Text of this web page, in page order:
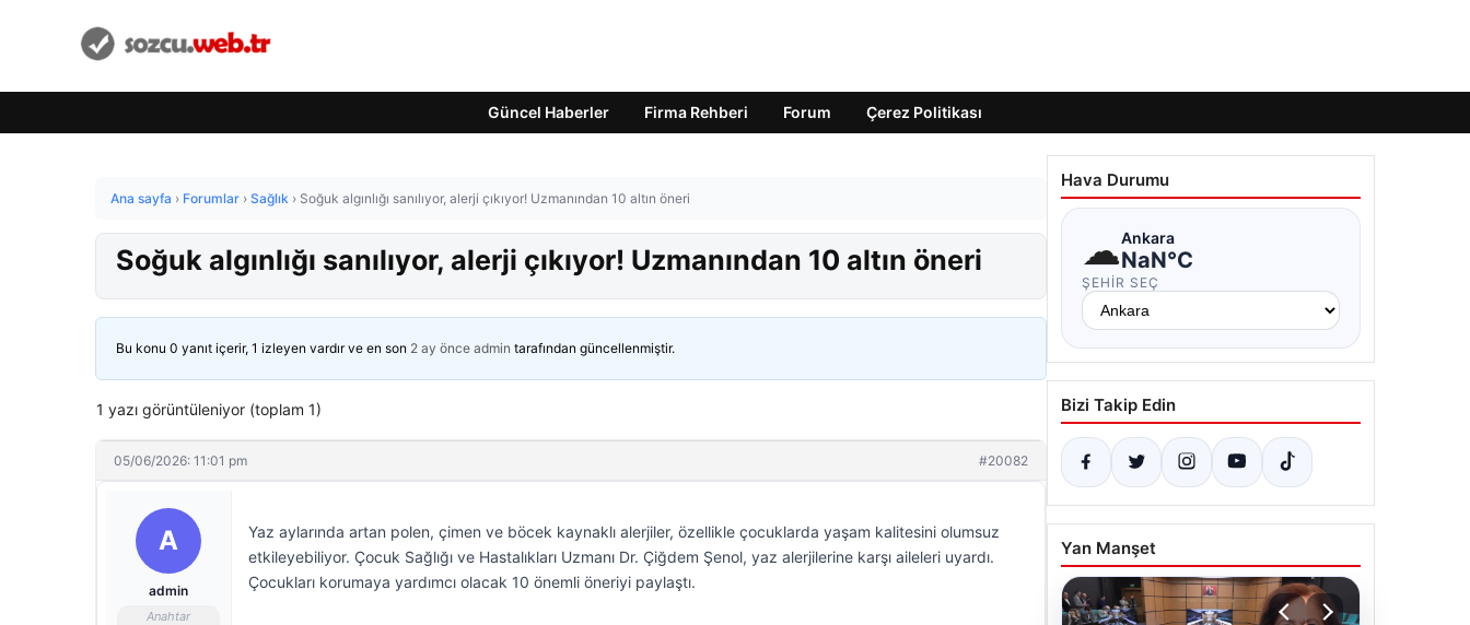
Güncel Haberler Firma Rehberi Forum Çerez Politikası
Ana sayfa › Forumlar › Sağlık › Soğuk algınlığı sanılıyor, alerji çıkıyor! Uzmanından 10 altın öneri
Soğuk algınlığı sanılıyor, alerji çıkıyor! Uzmanından 10 altın öneri
Bu konu 0 yanıt içerir, 1 izleyen vardır ve en son 2 ay önce admin tarafından güncellenmiştir.
1 yazı görüntüleniyor (toplam 1)
05/06/2026: 11:01 pm #20082
A
admin
Anahtar
Yaz aylarında artan polen, çimen ve böcek kaynaklı alerjiler, özellikle çocuklarda yaşam kalitesini olumsuz
etkileyebiliyor. Çocuk Sağlığı ve Hastalıkları Uzmanı Dr. Çiğdem Şenol, yaz alerjilerine karşı aileleri uyardı.
Çocukları korumaya yardımcı olacak 10 önemli öneriyi paylaştı.
Hava Durumu
☁Ankara
NaN°C
ŞEHIR SEÇ
Bizi Takip Edin
Yan Manşet